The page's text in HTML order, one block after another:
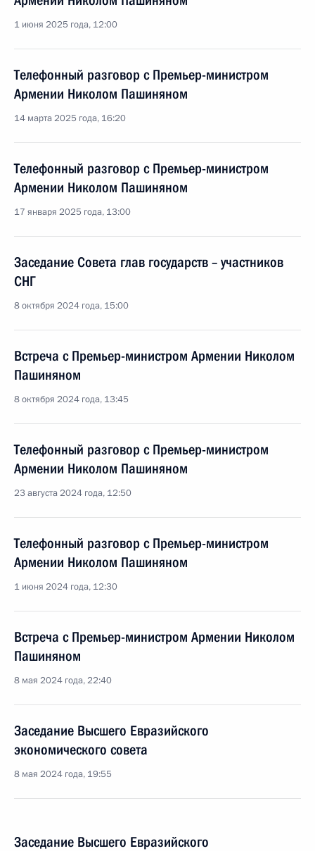
1 июня 2025 года, 12:00
Телефонный разговор с Премьер-министром
Армении Николом Пашиняном
14 марта 2025 года, 16:20
Телефонный разговор с Премьер-министром
Армении Николом Пашиняном
17 января 2025 года, 13:00
Заседание Совета глав государств – участников
СНГ
8 октября 2024 года, 15:00
Встреча с Премьер-министром Армении Николом
Пашиняном
8 октября 2024 года, 13:45
Телефонный разговор с Премьер-министром
Армении Николом Пашиняном
23 августа 2024 года, 12:50
Телефонный разговор с Премьер-министром
Армении Николом Пашиняном
1 июня 2024 года, 12:30
Встреча с Премьер-министром Армении Николом
Пашиняном
8 мая 2024 года, 22:40
Заседание Высшего Евразийского
экономического совета
8 мая 2024 года, 19:55
Заседание Высшего Евразийского